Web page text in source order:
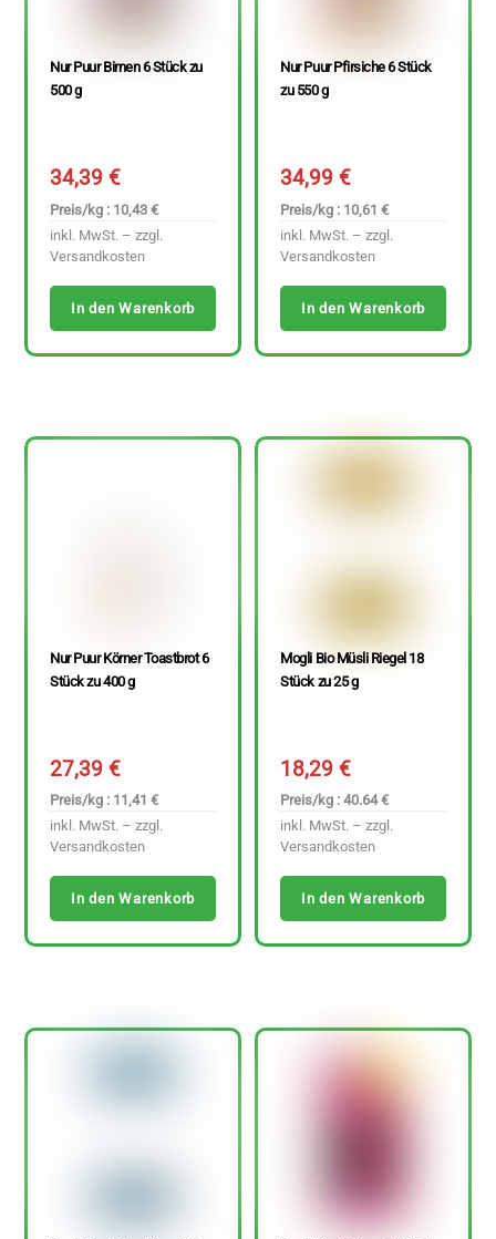
Nur Puur Birnen 6 Stück zu
500 g
34,39€
Preis/kg : 10,43 €
inkl. MwSt. – zzgl.
Versandkosten
In den Warenkorb
Nur Puur Pfirsiche 6 Stück
zu 550 g
34,99€
Preis/kg : 10,61 €
inkl. MwSt. – zzgl.
Versandkosten
In den Warenkorb
Nur Puur Körner Toastbrot 6
Stück zu 400 g
27,39€
Preis/kg : 11,41 €
inkl. MwSt. – zzgl.
Versandkosten
In den Warenkorb
Mogli Bio Müsli Riegel 18
Stück zu 25 g
18,29€
Preis/kg : 40.64 €
inkl. MwSt. – zzgl.
Versandkosten
In den Warenkorb